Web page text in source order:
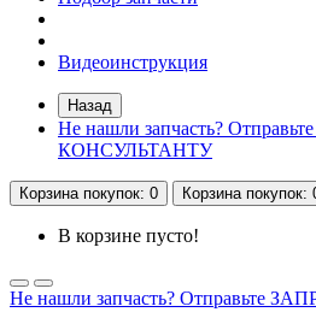
Видеоинструкция
Назад
Не нашли запчасть?
КОНСУЛЬТАНТУ
Корзинапокупок: 0 Корзинапокупок:
В корзине пусто!
Не нашли запчасть? Отправьте